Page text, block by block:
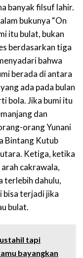
banyak filsuf lahir.
bukunya “On
itu bulat, bukan
berdasarkan tiga
bahwa
berada di antara
ada pada bulan
bola. Jika bumi itu
dan
orang Yunani
Bintang Kutub
Ketiga, ketika
cakrawala,
terlebih dahulu,
bisa terjadi jika
bulat.
tapi
bayangkan